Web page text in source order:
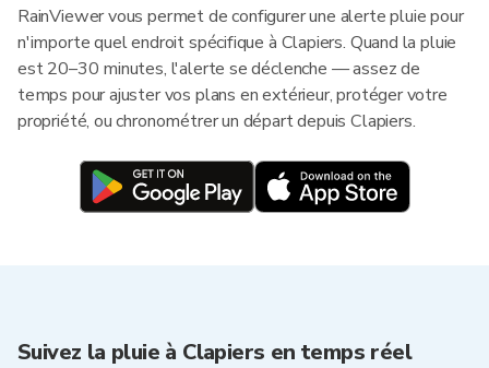
RainViewer vous permet de configurer une alerte pluie pour
n'importe quel endroit spécifique à Clapiers. Quand la pluie
est 20–30 minutes, l'alerte se déclenche — assez de
temps pour ajuster vos plans en extérieur, protéger votre
propriété, ou chronométrer un départ depuis Clapiers.
Suivez la pluie à Clapiers en temps réel